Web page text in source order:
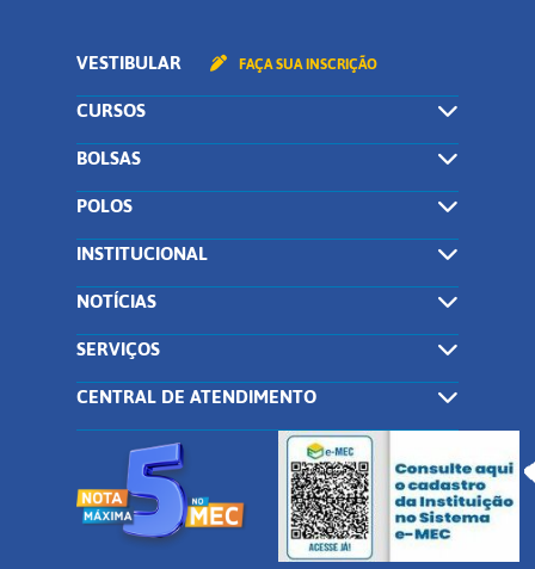
VESTIBULAR FAÇA SUA INSCRIÇÃO
CURSOS
BOLSAS
POLOS
INSTITUCIONAL
NOTÍCIAS
SERVIÇOS
CENTRAL DE ATENDIMENTO